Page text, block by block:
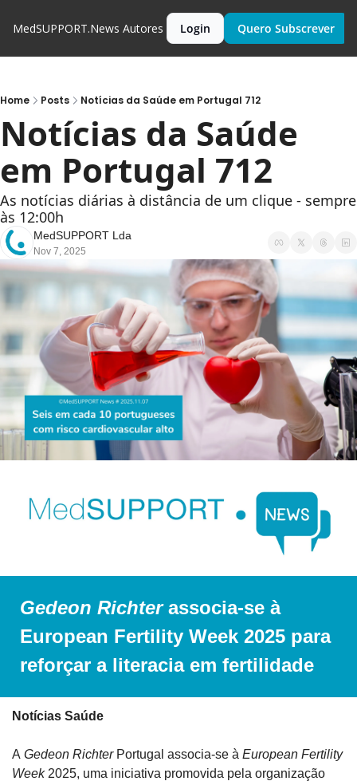
MedSUPPORT.News Autores Login Quero Subscrever
Home Posts Notícias da Saúde em Portugal 712
Notícias da Saúde
em Portugal 712
As notícias diárias à distância de um clique - sempre
às 12:00h
MedSUPPORT Lda
Nov 7, 2025
Gedeon Richter associa-se à
European Fertility Week 2025 para
reforçar a literacia em fertilidade
Notícias Saúde
A Gedeon Richter Portugal associa-se à European Fertility
Week 2025, uma iniciativa promovida pela organização